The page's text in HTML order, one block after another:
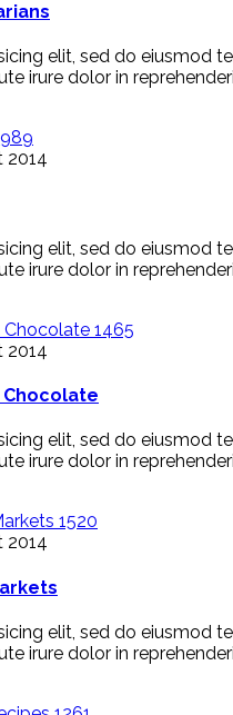
elit, sed do eiusmod
irure dolor in
2014
elit, sed do eiusmod
irure dolor in
1465
2014
elit, sed do eiusmod
irure dolor in
1520
2014
elit, sed do eiusmod
irure dolor in